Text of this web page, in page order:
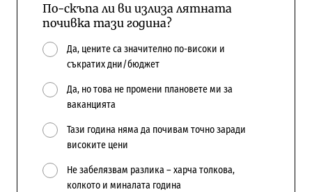
По-скъпа ли ви излиза лятната
почивка тази година?
Да, цените са значително по-високи и
съкратих дни/бюджет
Да, но това не промени плановете ми за
ваканцията
Тази година няма да почивам точно заради
високите цени
Не забелязвам разлика – харча толкова,
колкото и миналата година